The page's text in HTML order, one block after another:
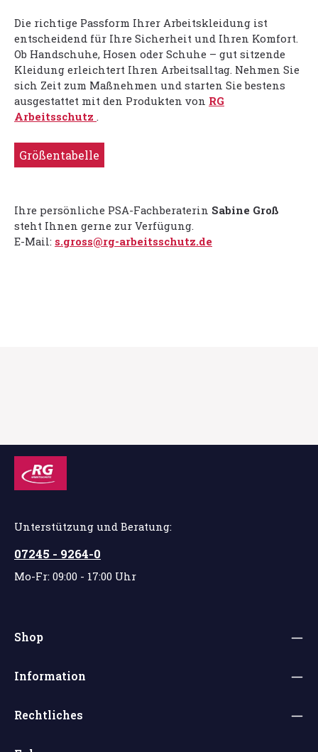
Die richtige Passform Ihrer Arbeitskleidung ist
entscheidend für Ihre Sicherheit und Ihren Komfort.
Ob Handschuhe, Hosen oder Schuhe – gut sitzende
Kleidung erleichtert Ihren Arbeitsalltag. Nehmen Sie
sich Zeit zum Maßnehmen und starten Sie bestens
ausgestattet mit den Produkten von RG
Arbeitsschutz .
Größentabelle
Ihre persönliche PSA-Fachberaterin Sabine Groß
steht Ihnen gerne zur Verfügung.
E-Mail: s.gross@rg-arbeitsschutz.de
Unterstützung und Beratung:
07245 - 9264-0
Mo-Fr: 09:00 - 17:00 Uhr
Shop
Information
Rechtliches